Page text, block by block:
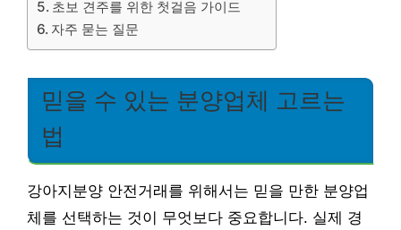
초보 견주를 위한 첫걸음 가이드
자주 묻는 질문
믿을 수 있는 분양업체 고르는
법
강아지분양 안전거래를 위해서는 믿을 만한 분양업
체를 선택하는 것이 무엇보다 중요합니다. 실제 경